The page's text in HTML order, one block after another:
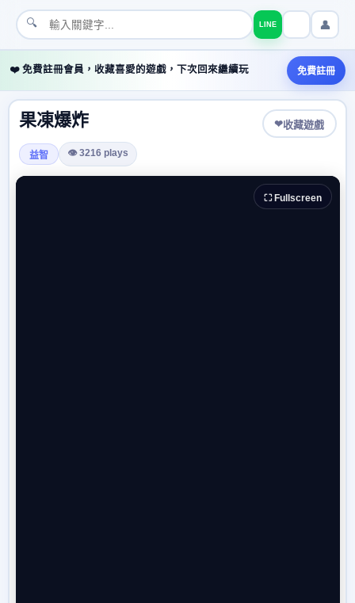
🔍 LINE 👤
❤️ 免費註冊會員，收藏喜愛的遊戲，下次回來繼續玩 免費註冊
果凍爆炸 ❤收藏遊戲
益智 👁 3216 plays
⛶ Fullscreen